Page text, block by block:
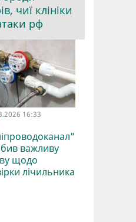
чиї клініки
рф
16:33
важливу
щодо
лічильника